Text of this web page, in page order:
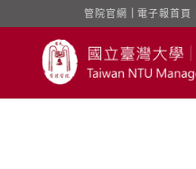
管院官網 電子報首頁